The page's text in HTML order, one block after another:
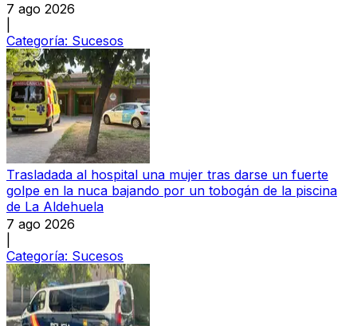
7 ago 2026
Categoría: Sucesos
Trasladada al hospital una mujer tras darse un fuerte
golpe en la nuca bajando por un tobogán de la piscina
de La Aldehuela
7 ago 2026
Categoría: Sucesos